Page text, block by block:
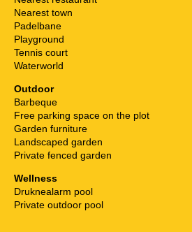
Nearest town
Padelbane
Playground
Tennis court
Waterworld
Outdoor
Barbeque
Free parking space on the plot
Garden furniture
Landscaped garden
Private fenced garden
Wellness
Druknealarm pool
Private outdoor pool